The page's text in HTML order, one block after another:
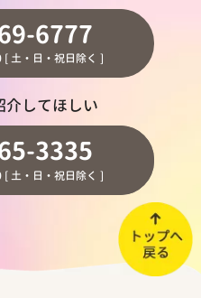
6777
土・日・祝日除く ]
介してほしい
3335
土・日・祝日除く ]